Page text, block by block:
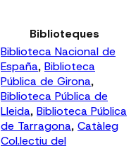
Biblioteques
Biblioteca Nacional de
España, Biblioteca
Pública de Girona,
Biblioteca Pública de
Lleida, Biblioteca Pública
de Tarragona, Catàleg
Col.lectiu del